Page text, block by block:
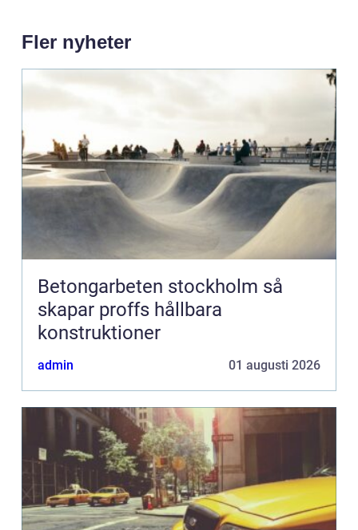
Fler nyheter
Betongarbeten stockholm så
skapar proffs hållbara
konstruktioner
admin 01 augusti 2026